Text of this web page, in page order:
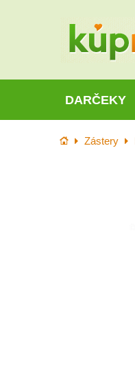
DARČEKY
Úvod Zástery